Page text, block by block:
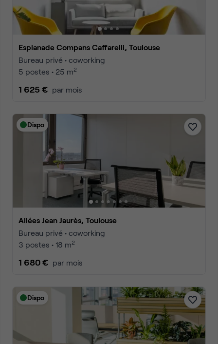
Esplanade Compans Caffarelli, Toulouse
Bureau privé • coworking
5 postes • 25 m2
1 625 € par mois
Dispo
Allées Jean Jaurès, Toulouse
Bureau privé • coworking
3 postes • 18 m2
1 680 € par mois
Dispo